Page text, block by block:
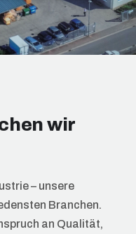
wir
– unsere
Branchen.
an Qualität,